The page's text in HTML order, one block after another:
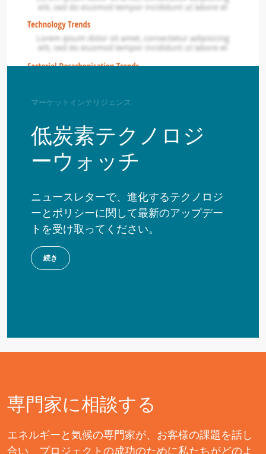
マーケットインテリジェンス
低炭素テクノロジ
ーウォッチ
ニュースレターで、進化するテクノロジ
ーとポリシーに関して最新のアップデー
トを受け取ってください。
続き
専門家に相談する
エネルギーと気候の専門家が、お客様の課題を話し
合い、プロジェクトの成功のために私たちがどのよ